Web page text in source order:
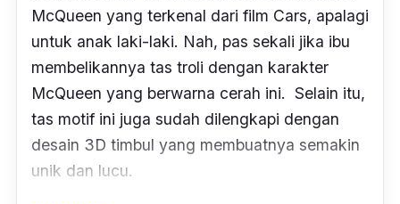
McQueen yang terkenal dari film Cars, apalagi
untuk anak laki-laki. Nah, pas sekali jika ibu
membelikannya tas troli dengan karakter
McQueen yang berwarna cerah ini. Selain itu,
tas motif ini juga sudah dilengkapi dengan
desain 3D timbul yang membuatnya semakin
unik dan lucu.